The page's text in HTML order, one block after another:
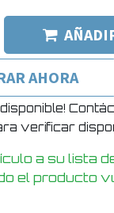
AHORA
verificar
a su lista
el producto